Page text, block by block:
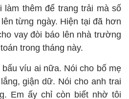
làm thêm để trang trải mà số
từng ngày. Hiện tại đã hơn
vay đòi báo lên nhà trường
trong tháng này.
víu ai nữa. Nói cho bố mẹ
giận dữ. Nói cho anh trai
Em ấy chỉ còn biết nhờ tôi